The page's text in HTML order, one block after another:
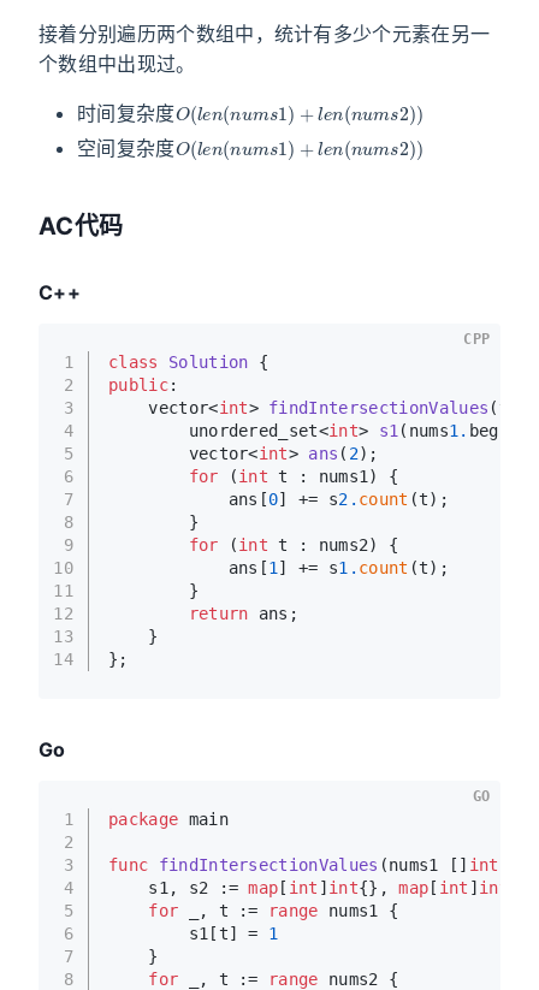
接着分别遍历两个数组中，统计有多少个元素在另一
个数组中出现过。
时间复杂度
空间复杂度
O (len(nums1) + en(nums2))
AC代码
C++
1
2
3
4
5
6
7
8
9
10
11
12
13
14
class Solution {
public:
vector<int> findIntersectionValues
unordered_set<int> s1 (nums1.
vector<int> ans ( 2) ;
for (int t : nums1) {
            ans[
0] += s2. count (t);
        }
for (int t : nums2) {
            ans[
1 ] += s1. count (t);
        }
return ans;
    }
};
CPP
Go
1
2
3
4
5
6
7
8
package main
func findIntersectionValues (nums1 [] int
    s1, s2 :=
map [ int ] int{}, map [ int ] int
for _, t := range nums1 {
        s1[t] =
1
    }
for _, t := range nums2 {
GO